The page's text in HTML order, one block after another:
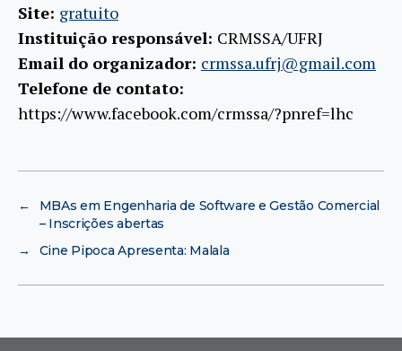
Site: gratuito
Instituição responsável: CRMSSA/UFRJ
Email do organizador: crmssa.ufrj@gmail.com
Telefone de contato:
https://www.facebook.com/crmssa/?pnref=lhc
←
MBAs em Engenharia de Software e Gestão Comercial
– Inscrições abertas
→
Cine Pipoca Apresenta: Malala